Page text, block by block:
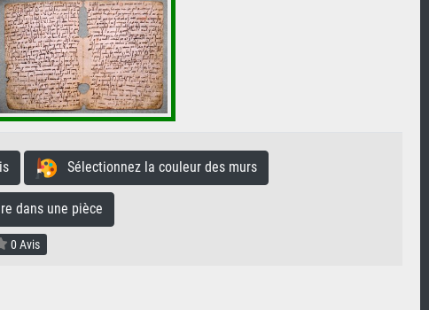
Sélectionnez la couleur des murs
dans une pièce
0 Avis